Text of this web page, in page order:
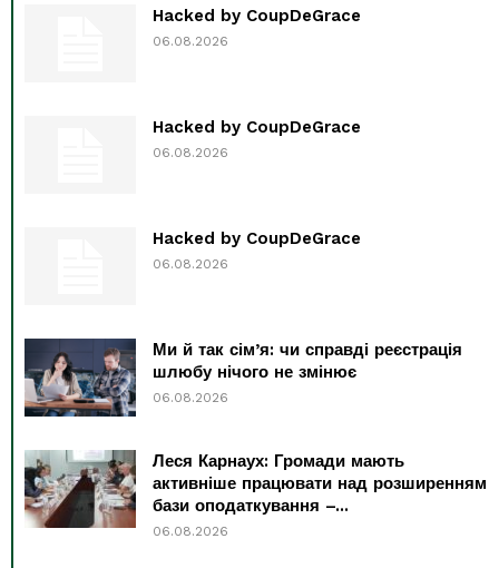
Hacked by CoupDeGrace
06.08.2026
Hacked by CoupDeGrace
06.08.2026
Hacked by CoupDeGrace
06.08.2026
Ми й так сім’я: чи справді реєстрація
шлюбу нічого не змінює
06.08.2026
Леся Карнаух: Громади мають
активніше працювати над розширенням
бази оподаткування –...
06.08.2026